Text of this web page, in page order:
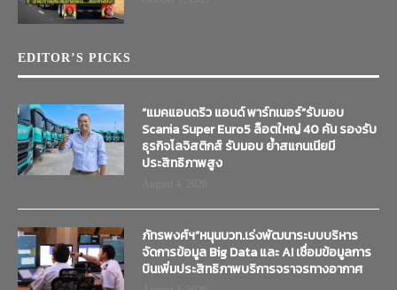
EDITOR’S PICKS
“แมคแอนดริว แอนด์ พาร์ทเนอร์”รับมอบ
Scania Super Euro5 ล็อตใหญ่ 40 คัน รองรับ
ธุรกิจโลจิสติกส์ รับมอบ ย้ำสแกนเนียมี
ประสิทธิภาพสูง
ภัทรพงศ์ฯ”หนุนบวท.เร่งพัฒนาระบบบริหาร
จัดการข้อมูล Big Data และ AI เชื่อมข้อมูลการ
บินเพิ่มประสิทธิภาพบริการจราจรทางอากาศ